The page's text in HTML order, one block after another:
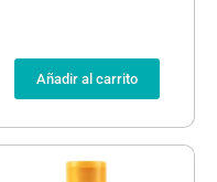
Añadir al carrito